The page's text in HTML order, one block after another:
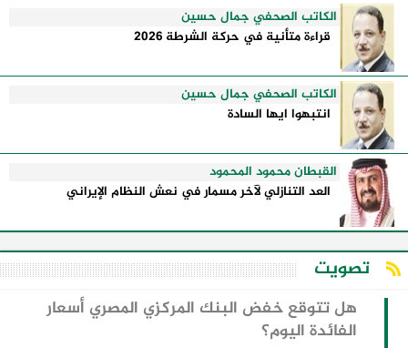
الكاتب الصحفي جمال حسين
قراءة متأنية في حركة الشرطة 2026
الكاتب الصحفي جمال حسين
انتبهوا ايها السادة
القبطان محمود المحمود
العد التنازلي لآخر مسمار في نعش النظام الإيراني
تصويت
هل تتوقع خفض البنك المركزي المصري أسعار
الفائدة اليوم؟